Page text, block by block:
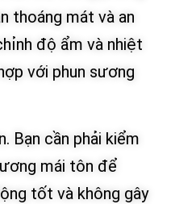
thoáng mát và an
độ ẩm và nhiệt
với phun sương
Bạn cần phải kiểm
mái tôn để
tốt và không gây